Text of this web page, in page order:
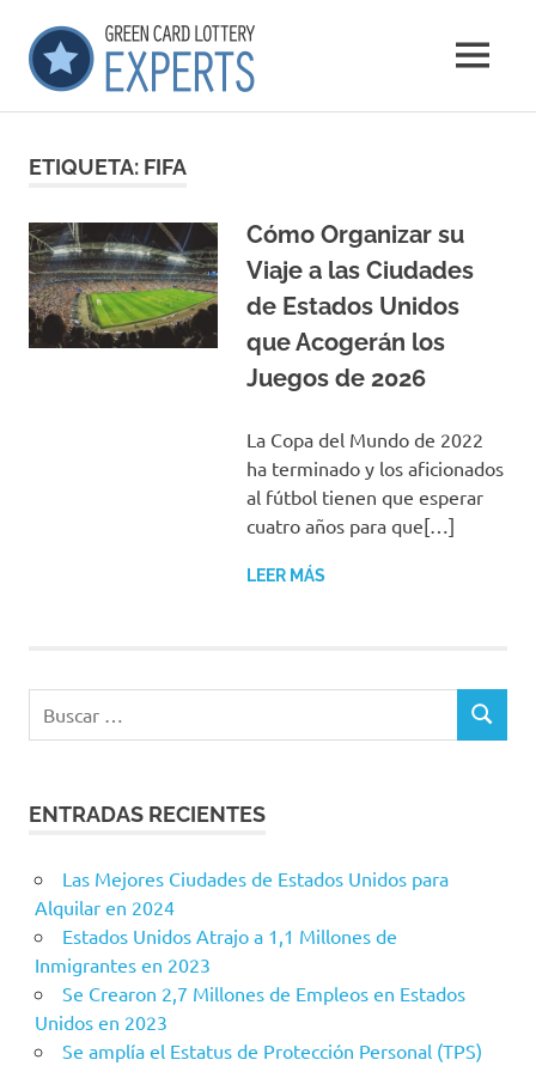
contenido
GCLExperts
Experts
MENÚ
ETIQUETA: FIFA
Cómo Organizar su
Viaje a las Ciudades
de Estados Unidos
que Acogerán los
Juegos de 2026
La Copa del Mundo de 2022
ha terminado y los aficionados
al fútbol tienen que esperar
cuatro años para que[…]
LEER MÁS
BUSCAR
ENTRADAS RECIENTES
Las Mejores Ciudades de Estados Unidos para
Alquilar en 2024
Estados Unidos Atrajo a 1,1 Millones de
Inmigrantes en 2023
Se Crearon 2,7 Millones de Empleos en Estados
Unidos en 2023
Se amplía el Estatus de Protección Personal (TPS)